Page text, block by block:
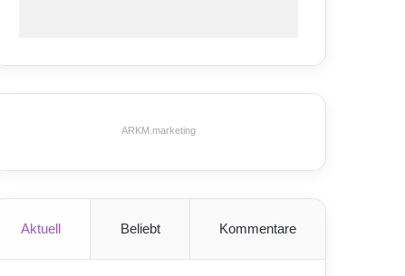
ARKM.marketing
Aktuell Beliebt Kommentare